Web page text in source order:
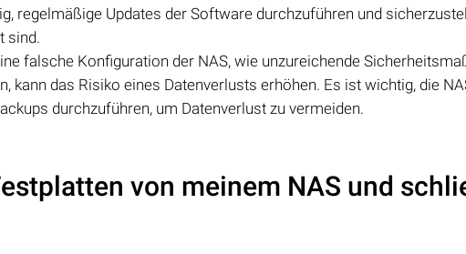
regelmäßige Updates der Software durchzuführen und
sind.
falsche Konfiguration der NAS, wie unzureichende
kann das Risiko eines Datenverlusts erhöhen. Es ist wichtig, die
durchzuführen, um Datenverlust zu vermeiden.
von meinem NAS und